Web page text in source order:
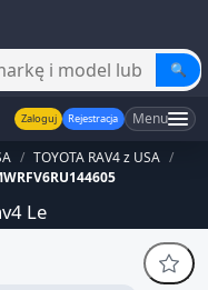
🔍
Zaloguj Rejestracja Menu
/ TOYOTA RAV4 z USA /
Le